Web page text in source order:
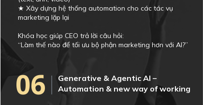
★ Xây dựng hệ thống automation cho các tác vụ
marketing lặp lại
Khóa học giúp CEO trả lời câu hỏi:
“Làm thế nào để tối ưu bộ phận marketing hơn với AI?”
06
Generative & Agentic AI –
Automation & new way of working